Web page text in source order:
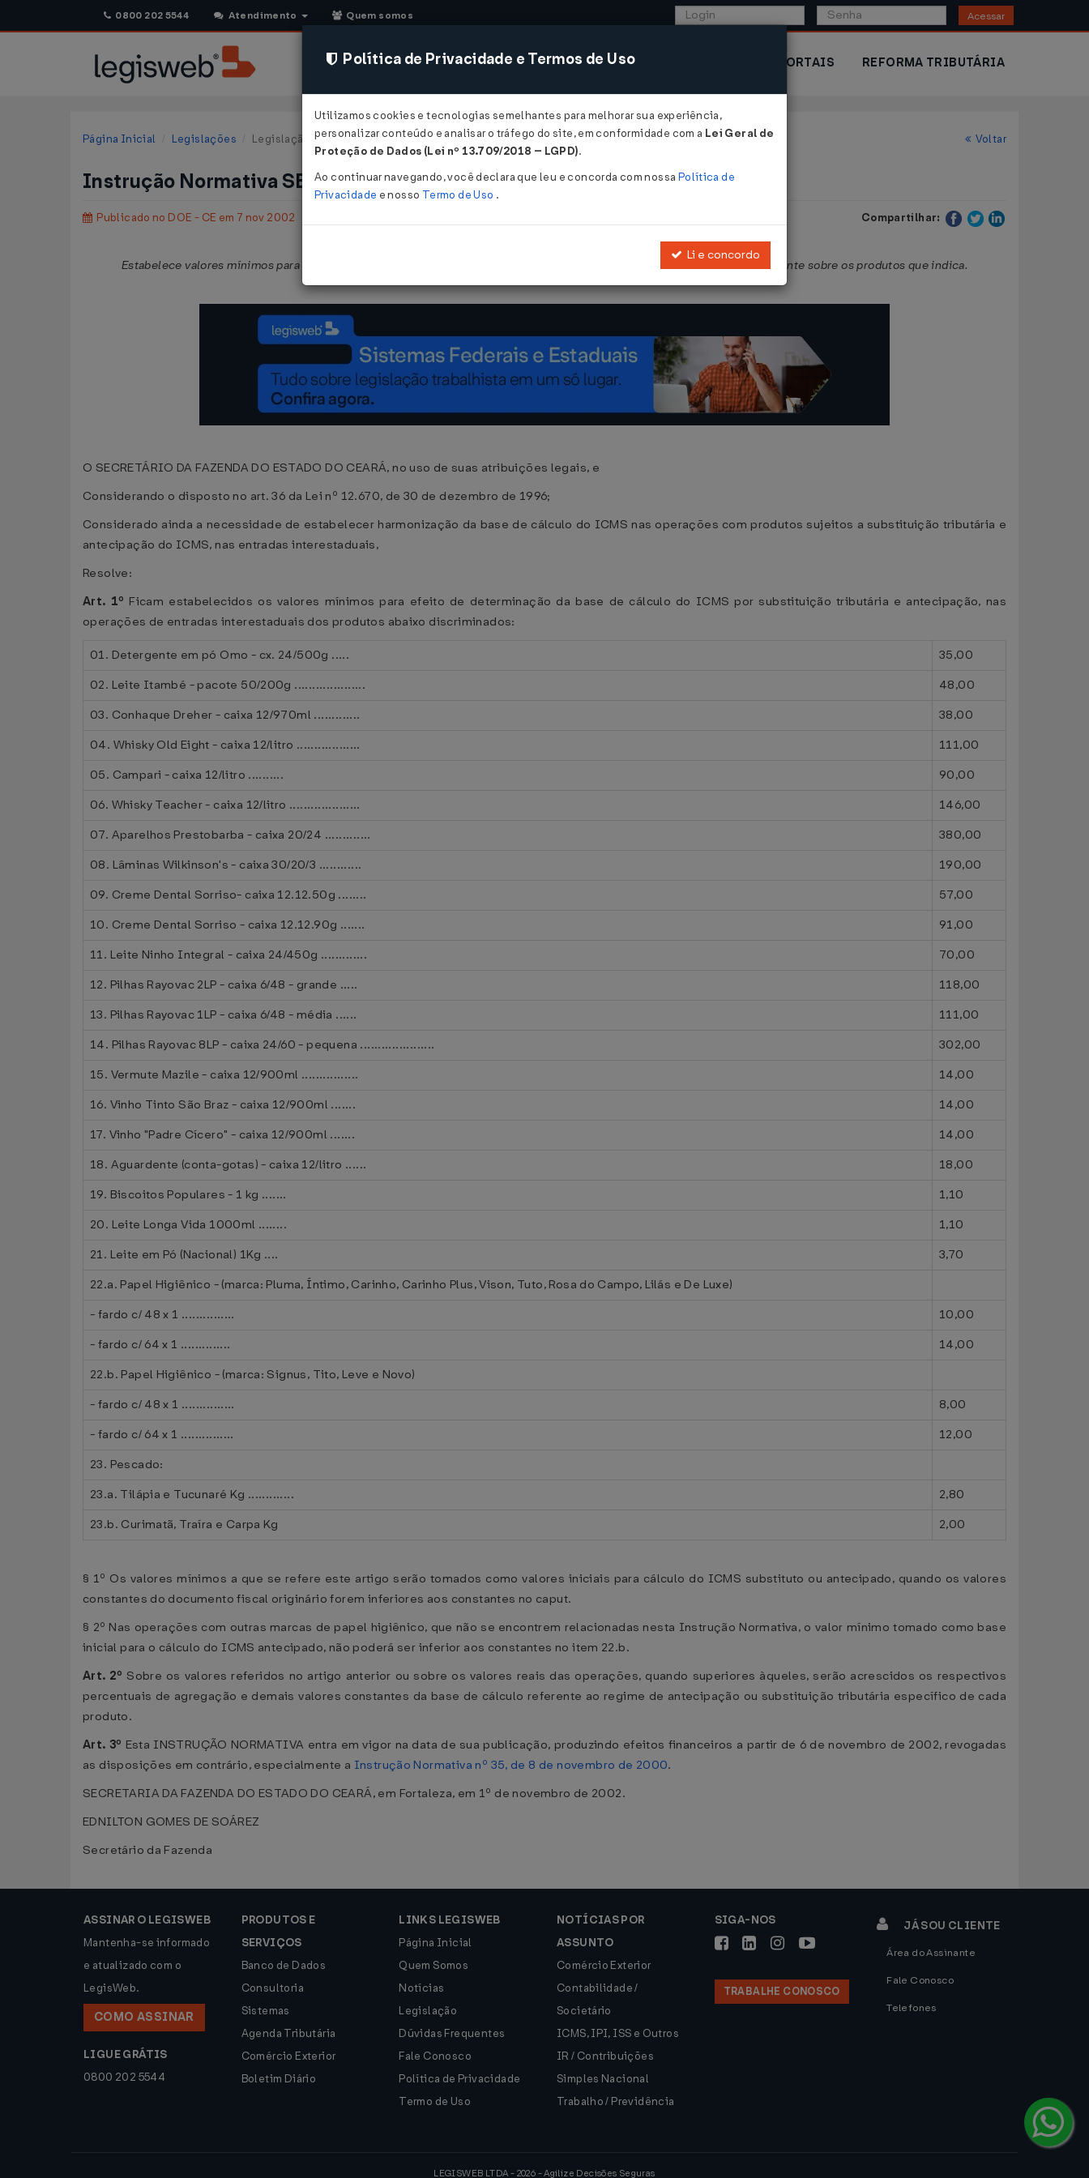
0800 202 5544 Atendimento Quem somos Acessar
CONSULTORIA SISTEMAS COMÉRCIO EXTERIOR PORTAIS REFORMA TRIBUTÁRIA
Página Inicial Legislações Legislação Estadual - Ceará Voltar
Instrução Normativa SEFAZ nº 38 de 01/11/2002
Publicado no DOE - CE em 7 nov 2002 Compartilhar:
Estabelece valores mínimos para determinação da base de cálculo da substituição tributária e antecipação do ICMS incidente sobre os produtos que indica.
O SECRETÁRIO DA FAZENDA DO ESTADO DO CEARÁ, no uso de suas atribuições legais, e
Considerando o disposto no art. 36 da Lei nº 12.670, de 30 de dezembro de 1996;
Considerado ainda a necessidade de estabelecer harmonização da base de cálculo do ICMS nas operações com produtos sujeitos a substituição tributária e
antecipação do ICMS, nas entradas interestaduais,
Resolve:
Art. 1º Ficam estabelecidos os valores mínimos para efeito de determinação da base de cálculo do ICMS por substituição tributária e antecipação, nas
operações de entradas interestaduais dos produtos abaixo discriminados:
01. Detergente em pó Omo - cx. 24/500g .....
35,00
02. Leite Itambé - pacote 50/200g ....................
48,00
03. Conhaque Dreher - caixa 12/970ml .............
38,00
04. Whisky Old Eight - caixa 12/litro ..................
111,00
05. Campari - caixa 12/litro ..........
90,00
06. Whisky Teacher - caixa 12/litro ....................
146,00
07. Aparelhos Prestobarba - caixa 20/24 .............
380,00
08. Lâminas Wilkinson's - caixa 30/20/3 ............
190,00
09. Creme Dental Sorriso- caixa 12.12.50g ........
57,00
10. Creme Dental Sorriso - caixa 12.12.90g .......
91,00
11. Leite Ninho Integral - caixa 24/450g .............
70,00
12. Pilhas Rayovac 2LP - caixa 6/48 - grande .....
118,00
13. Pilhas Rayovac 1LP - caixa 6/48 - média ......
111,00
14. Pilhas Rayovac 8LP - caixa 24/60 - pequena .....................
302,00
15. Vermute Mazile - caixa 12/900ml ................
14,00
16. Vinho Tinto São Braz - caixa 12/900ml .......
14,00
17. Vinho "Padre Cícero" - caixa 12/900ml .......
14,00
18. Aguardente (conta-gotas) - caixa 12/litro ......
18,00
19. Biscoitos Populares - 1 kg .......
1,10
20. Leite Longa Vida 1000ml ........
1,10
21. Leite em Pó (Nacional) 1Kg ....
3,70
22.a. Papel Higiênico - (marca: Pluma, Íntimo, Carinho, Carinho Plus, Vison, Tuto, Rosa do Campo, Lilás e De Luxe)
- fardo c/ 48 x 1 ...............
10,00
- fardo c/ 64 x 1 ..............
14,00
22.b. Papel Higiênico - (marca: Signus, Tito, Leve e Novo)
- fardo c/ 48 x 1 ...............
8,00
- fardo c/ 64 x 1 ...............
12,00
23. Pescado:
23.a. Tilápia e Tucunaré Kg .............
2,80
23.b. Curimatã, Traíra e Carpa Kg
2,00
§ 1º Os valores mínimos a que se refere este artigo serão tomados como valores iniciais para cálculo do ICMS substituto ou antecipado, quando os valores
constantes do documento fiscal originário forem inferiores aos constantes no caput.
§ 2º Nas operações com outras marcas de papel higiênico, que não se encontrem relacionadas nesta Instrução Normativa, o valor mínimo tomado como base
inicial para o cálculo do ICMS antecipado, não poderá ser inferior aos constantes no item 22.b.
Art. 2º Sobre os valores referidos no artigo anterior ou sobre os valores reais das operações, quando superiores àqueles, serão acrescidos os respectivos
percentuais de agregação e demais valores constantes da base de cálculo referente ao regime de antecipação ou substituição tributária específico de cada
produto.
Art. 3º Esta INSTRUÇÃO NORMATIVA entra em vigor na data de sua publicação, produzindo efeitos financeiros a partir de 6 de novembro de 2002, revogadas
as disposições em contrário, especialmente a Instrução Normativa nº 35, de 8 de novembro de 2000.
SECRETARIA DA FAZENDA DO ESTADO DO CEARÁ, em Fortaleza, em 1º de novembro de 2002.
EDNILTON GOMES DE SOÁREZ
Secretário da Fazenda
ASSINAR O LEGISWEB
Mantenha-se informado
e atualizado com o
LegisWeb.
COMO ASSINAR
LIGUE GRÁTIS
0800 202 5544
PRODUTOS E
SERVIÇOS
Banco de Dados
Consultoria
Sistemas
Agenda Tributária
Comércio Exterior
Boletim Diário
LINKS LEGISWEB
Página Inicial
Quem Somos
Notícias
Legislação
Dúvidas Frequentes
Fale Conosco
Política de Privacidade
Termo de Uso
NOTÍCIAS POR
ASSUNTO
Comércio Exterior
Contabilidade /
Societário
ICMS, IPI, ISS e Outros
IR / Contribuições
Simples Nacional
Trabalho / Previdência
SIGA-NOS
TRABALHE CONOSCO
JÁ SOU CLIENTE
Área do Assinante
Fale Conosco
Telefones
LEGISWEB LTDA - 2026 - Agilize Decisões Seguras
Política de Privacidade e Termos de Uso
Utilizamos cookies e tecnologias semelhantes para melhorar sua experiência,
personalizar conteúdo e analisar o tráfego do site, em conformidade com a Lei Geral de
Proteção de Dados (Lei nº 13.709/2018 – LGPD).
Ao continuar navegando, você declara que leu e concorda com nossa Política de
Privacidade e nosso Termo de Uso .
Li e concordo